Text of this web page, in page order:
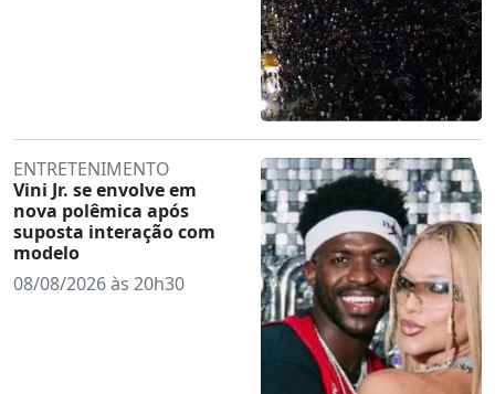
ENTRETENIMENTO
Vini Jr. se envolve em
nova polêmica após
suposta interação com
modelo
08/08/2026 às 20h30